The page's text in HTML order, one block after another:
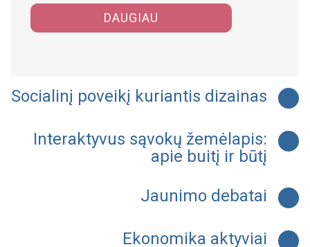
DAUGIAU
Socialinį poveikį kuriantis dizainas
Interaktyvus sąvokų žemėlapis:
apie buitį ir būtį
Jaunimo debatai
Ekonomika aktyviai